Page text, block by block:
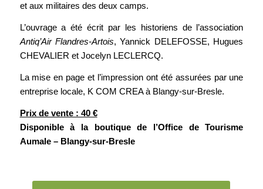
et aux militaires des deux camps.
L’ouvrage a été écrit par les historiens de l’association
Antiq’Air Flandres-Artois, Yannick DELEFOSSE, Hugues
CHEVALIER et Jocelyn LECLERCQ.
La mise en page et l’impression ont été assurées par une
entreprise locale, K COM CREA à Blangy-sur-Bresle.
Prix de vente : 40 €
Disponible à la boutique de l’Office de Tourisme
Aumale – Blangy-sur-Bresle